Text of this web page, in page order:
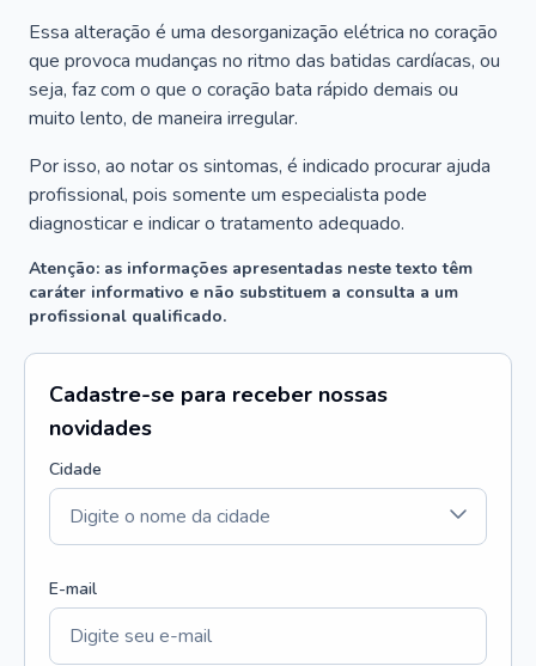
Essa alteração é uma desorganização elétrica no coração
que provoca mudanças no ritmo das batidas cardíacas, ou
seja, faz com o que o coração bata rápido demais ou
muito lento, de maneira irregular.
Por isso, ao notar os sintomas, é indicado procurar ajuda
profissional, pois somente um especialista pode
diagnosticar e indicar o tratamento adequado.
Atenção: as informações apresentadas neste texto têm
caráter informativo e não substituem a consulta a um
profissional qualificado.
Cadastre-se para receber nossas
novidades
Cidade
E-mail